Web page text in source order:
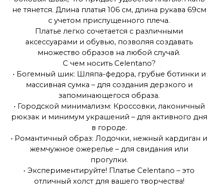
не тянется. Длина платья 106 см, длина рукава 69см
с учетом приспущенного плеча.
Платье легко сочетается с различными
аксессуарами и обувью, позволяя создавать
множество образов на любой случай.
С чем носить Celentano?
• Богемный шик: Шляпа-федора, грубые ботинки и
массивная сумка – для создания дерзкого и
запоминающегося образа.
• Городской минимализм: Кроссовки, лаконичный
рюкзак и минимум украшений – для активного дня
в городе.
• Романтичный образ: Лодочки, нежный кардиган и
жемчужное ожерелье – для свидания или
прогулки.
• Экспериментируйте! Платье Celentano – это
отличный холст для вашего творчества!